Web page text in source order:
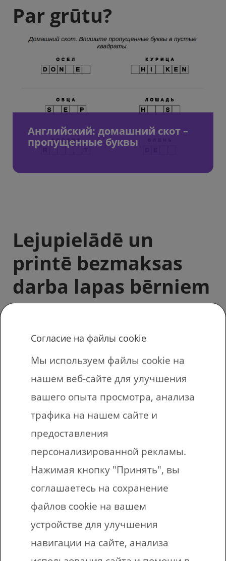
Par grūtu?
Английский: домашний скот –
пропущенные буквы
Lejupielādē un
printē bezmaksas
darba lapas bērniem
Bezmaksas drukājamie darba lapas angļu
valodā. Pārbaudes darbs, bērniem
jāieraksta tulkojams dotajam vārdam
Latviešu valodā. Pārbaudes darba tēma ir
Mājlopi,
Darba lapā esošo vārdu krājums
Vista
Chicken
Ēzelis
Donkey
Kaza
Goat
Govs
Cow
Согласие на файлы cookie
Мы используем файлы cookie на
нашем веб-сайте для улучшения
вашего опыта просмотра, анализа
трафика на нашем сайте и
предоставления
персонализированной рекламы.
Нажимая кнопку "Принять", вы
соглашаетесь на сохранение
файлов cookie на вашем
устройстве для улучшения
навигации на сайте, анализа